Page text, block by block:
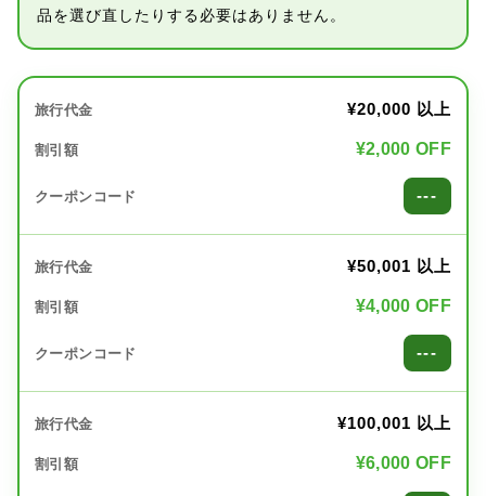
品を選び直したりする必要はありません。
¥20,000 以上
¥2,000 OFF
---
¥50,001 以上
¥4,000 OFF
---
¥100,001 以上
¥6,000 OFF